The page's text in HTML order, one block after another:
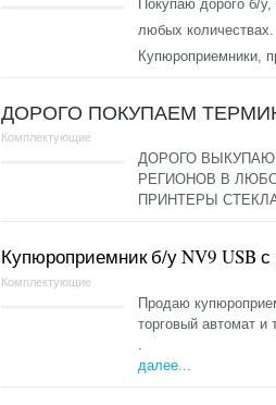
Покупаю дорого б/
любых количествах.
Купюроприемники,
ДОРОГО ПОКУПАЕМ
Комплектующие
ДОРОГО
РЕГИОНОВ В
ПРИНТЕРЫ
Купюроприемник б/у NV9 USB с
Комплектующие
Продаю
торговый автомат и
.
далее...